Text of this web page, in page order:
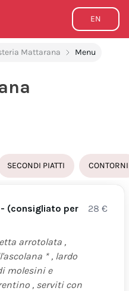
EN
Mattarana Menu
SECONDI PIATTI CONTORNI
- (consigliato per
28 €
arrotolata ,
* , lardo
molesini e
, serviti con